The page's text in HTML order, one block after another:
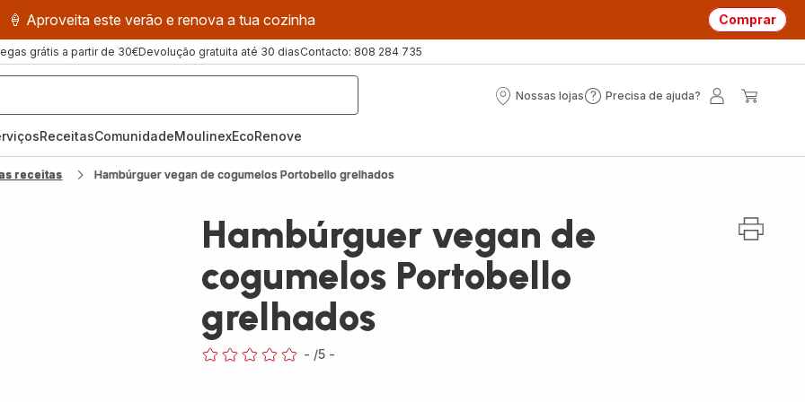
🍦 Aproveita este verão e renova a tua cozinha Comprar
grátis a partir de 30€Devolução gratuita até 30 diasContacto: 808 284 735
Nossas lojas
Nossas
Precisa de ajuda?
Precisa
ReceitasComunidadeMoulinexEcoRenove
receitas Hambúrguer vegan de cogumelos Portobello grelhados
Hambúrguer vegan de
cogumelos Portobello
grelhados
- /5 -